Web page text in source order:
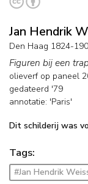
Jan Hendrik
Den Haag 1824-
Figuren bij een
olieverf op paneel
gedateerd '79
annotatie: 'Paris'
Dit schilderij was
Tags:
#Jan Hendrik